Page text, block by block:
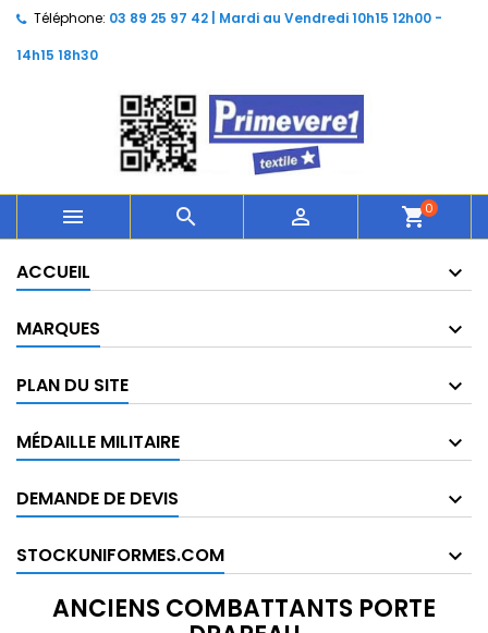
Téléphone: 03 89 25 97 42 | Mardi au Vendredi 10h15 12h00 -
14h15 18h30
   shopping_cart0
ACCUEIL
MARQUES
PLAN DU SITE
MÉDAILLE MILITAIRE
DEMANDE DE DEVIS
STOCKUNIFORMES.COM
ANCIENS COMBATTANTS PORTE